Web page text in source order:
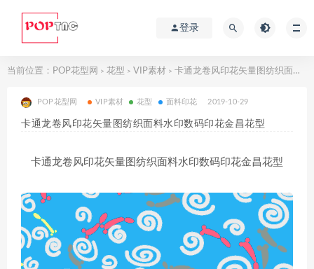
登录
当前位置： POP花型网 > 花型 > VIP素材 > 卡通龙卷风印花矢量图纺织面料水印数码印花金昌花型
POP花型网 VIP素材 花型 面料印花 2019-10-29
卡通龙卷风印花矢量图纺织面料水印数码印花金昌花型
卡通龙卷风印花矢量图纺织面料水印数码印花金昌花型